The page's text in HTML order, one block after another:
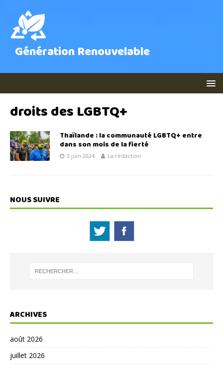
Génération Renouvelable
droits des LGBTQ+
Thaïlande : la communauté LGBTQ+ entre
dans son mois de la fierté
3 juin 2024 La rédaction
NOUS SUIVRE
ARCHIVES
août 2026
juillet 2026